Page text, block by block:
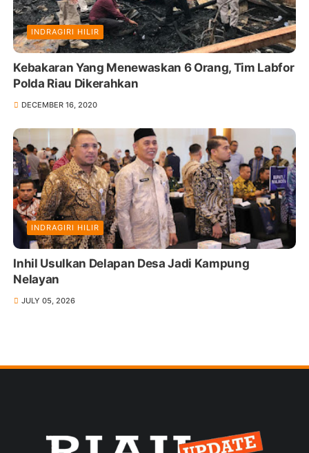
INDRAGIRI HILIR
Kebakaran Yang Menewaskan 6 Orang, Tim Labfor
Polda Riau Dikerahkan
DECEMBER 16, 2020
INDRAGIRI HILIR
Inhil Usulkan Delapan Desa Jadi Kampung
Nelayan
JULY 05, 2026